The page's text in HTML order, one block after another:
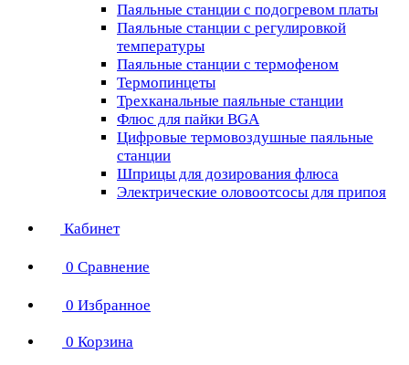
Паяльные станции с подогревом платы
Паяльные станции с регулировкой
температуры
Паяльные станции с термофеном
Термопинцеты
Трехканальные паяльные станции
Флюс для пайки BGA
Цифровые термовоздушные паяльные
станции
Шприцы для дозирования флюса
Электрические оловоотсосы для припоя
Кабинет
0 Сравнение
0 Избранное
0 Корзина